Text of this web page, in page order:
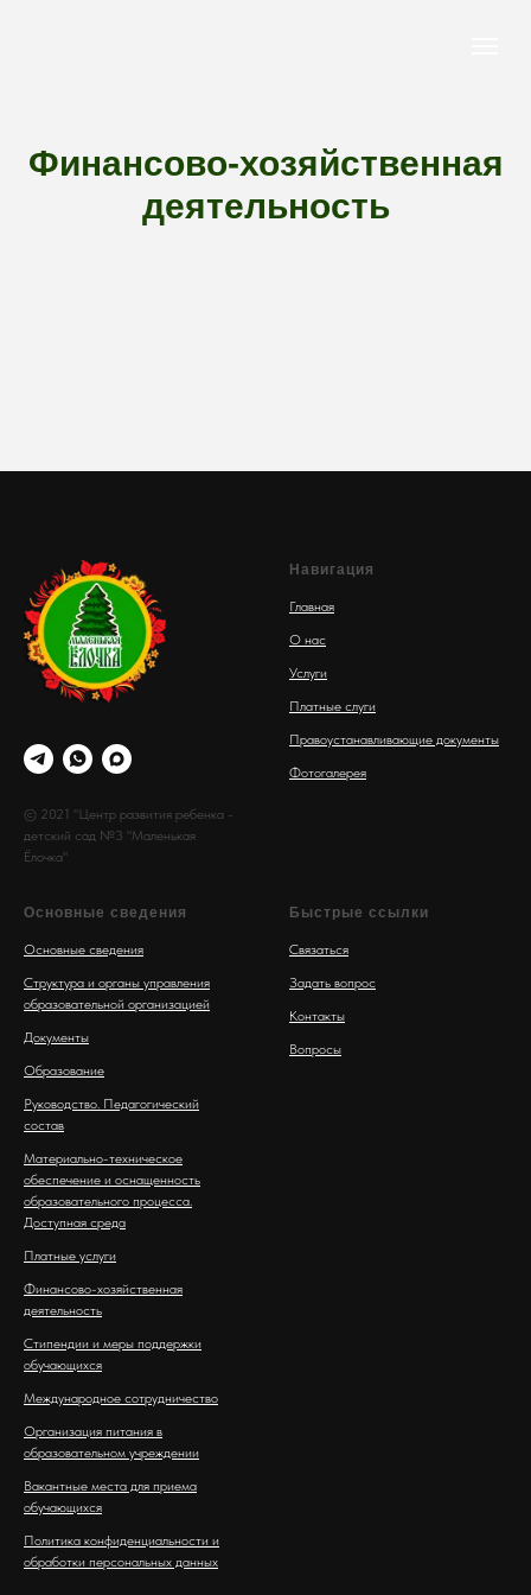
Финансово-хозяйственная
деятельность
© 2021 "Центр развития ребенка -
детский сад №3 "Маленькая
Ёлочка"
Навигация
Главная
О нас
Услуги
Платные слуги
Правоустанавливающие документы
Фотогалерея
Основные сведения
Основные сведения
Структура и органы управления
образовательной организацией
Документы
Образование
Руководство. Педагогический
состав
Материально-техническое
обеспечение и оснащенность
образовательного процесса.
Доступная среда
Платные услуги
Финансово-хозяйственная
деятельность
Стипендии и меры поддержки
обучающихся
Международное сотрудничество
Организация питания в
образовательном учреждении
Вакантные места для приема
обучающихся
Политика конфиденциальности и
обработки персональных данных
Быстрые ссылки
Связаться
Задать вопрос
Контакты
Вопросы